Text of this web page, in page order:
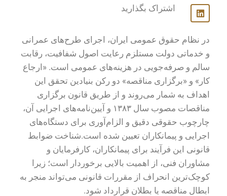
اشتراک بگذارید
در نظام حقوق عمومی ایران، اجرای طرح‌های عمرانی
و خدماتی دولت مستلزم رعایت اصول شفافیت، رقابت
سالم و صرفه‌جویی در هزینه‌های عمومی است. «ارجاع
کار» و «برگزاری مناقصه» دو رکن بنیادین تحقق این
اهداف به شمار می‌روند و از طریق قانون برگزاری
مناقصات مصوب سال ۱۳۸۳ و آیین‌نامه‌های اجرایی آن،
چارچوب حقوقی دقیق و الزام‌آوری برای دستگاه‌های
اجرایی و پیمانکاران تعیین شده است.شناخت ضوابط
قانونی این فرآیند برای پیمانکاران، کارفرمایان و
مشاوران فنی، از اهمیت بالایی برخوردار است؛ زیرا
کوچک‌ترین انحراف از مقررات قانونی می‌تواند منجر به
ابطال مناقصه یا بطلان قرارداد شود.